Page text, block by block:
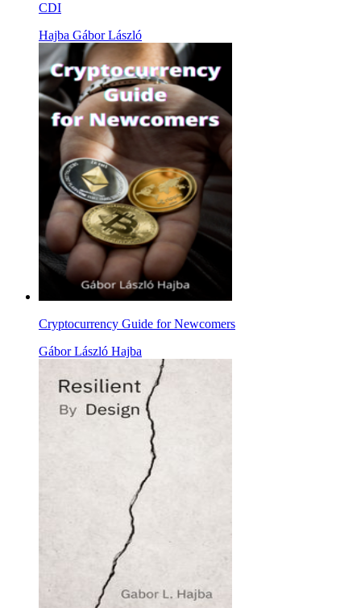
CDI
Hajba Gábor László
Cryptocurrency Guide for Newcomers
Gábor László Hajba